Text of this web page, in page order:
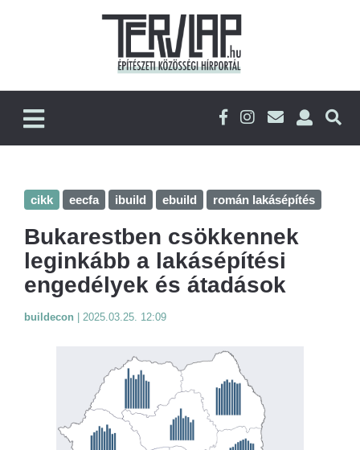
cikk eecfa ibuild ebuild román lakásépítés
Bukarestben csökkennek
leginkább a lakásépítési
engedélyek és átadások
buildecon 2025.03.25. 12:09